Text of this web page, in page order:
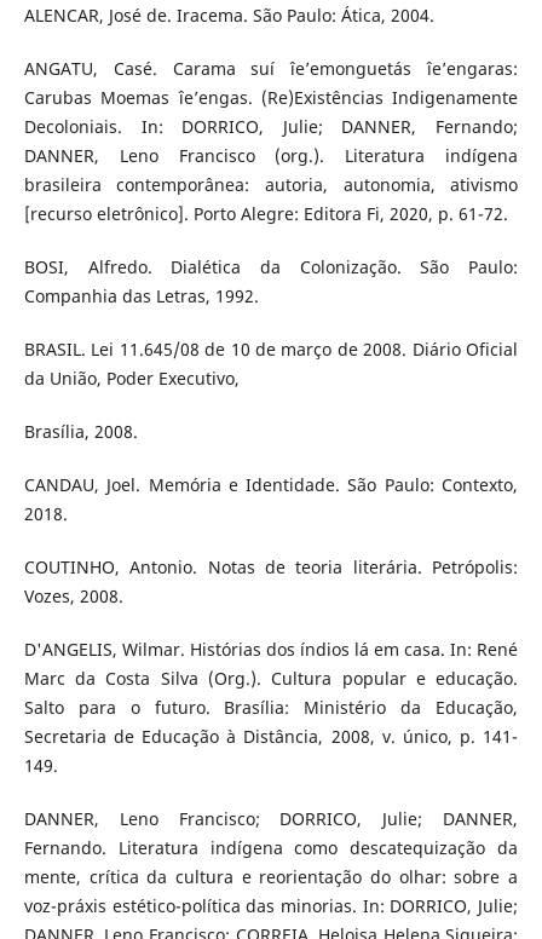
ALENCAR, José de. Iracema. São Paulo: Ática, 2004.
ANGATU, Casé. Carama suí îe’emonguetás îe’engaras:
Carubas Moemas îe’engas. (Re)Existências Indigenamente
Decoloniais. In: DORRICO, Julie; DANNER, Fernando;
DANNER, Leno Francisco (org.). Literatura indígena
brasileira contemporânea: autoria, autonomia, ativismo
[recurso eletrônico]. Porto Alegre: Editora Fi, 2020, p. 61-72.
BOSI, Alfredo. Dialética da Colonização. São Paulo:
Companhia das Letras, 1992.
BRASIL. Lei 11.645/08 de 10 de março de 2008. Diário Oficial
da União, Poder Executivo,
Brasília, 2008.
CANDAU, Joel. Memória e Identidade. São Paulo: Contexto,
2018.
COUTINHO, Antonio. Notas de teoria literária. Petrópolis:
Vozes, 2008.
D'ANGELIS, Wilmar. Histórias dos índios lá em casa. In: René
Marc da Costa Silva (Org.). Cultura popular e educação.
Salto para o futuro. Brasília: Ministério da Educação,
Secretaria de Educação à Distância, 2008, v. único, p. 141-
149.
DANNER, Leno Francisco; DORRICO, Julie; DANNER,
Fernando. Literatura indígena como descatequização da
mente, crítica da cultura e reorientação do olhar: sobre a
voz-práxis estético-política das minorias. In: DORRICO, Julie;
DANNER, Leno Francisco; CORREIA, Heloisa Helena Siqueira;